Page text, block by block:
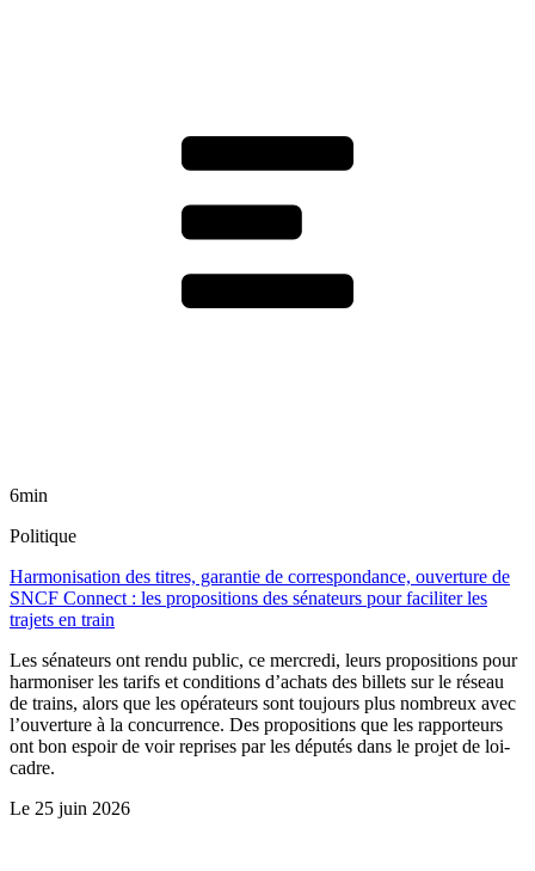
6min
Politique
Harmonisation des titres, garantie de correspondance, ouverture de
SNCF Connect : les propositions des sénateurs pour faciliter les
trajets en train
Les sénateurs ont rendu public, ce mercredi, leurs propositions pour
harmoniser les tarifs et conditions d’achats des billets sur le réseau
de trains, alors que les opérateurs sont toujours plus nombreux avec
l’ouverture à la concurrence. Des propositions que les rapporteurs
ont bon espoir de voir reprises par les députés dans le projet de loi-
cadre.
Le 25 juin 2026